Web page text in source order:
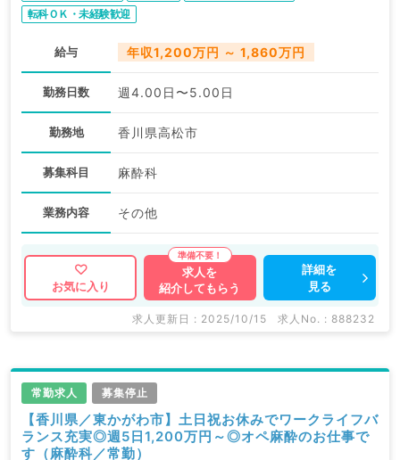
転科ＯＫ・未経験歓迎
給与 年収1,200万円 ～ 1,860万円
勤務日数 週4.00日〜5.00日
勤務地 香川県高松市
募集科目 麻酔科
業務内容 その他
お気に入り
求人を
紹介してもらう
詳細を
見る
求人更新日 : 2025/10/15 求人No. : 888232
常勤求人 募集停止
【香川県／東かがわ市】土日祝お休みでワークライフバ
ランス充実◎週5日1,200万円～◎オペ麻酔のお仕事で
す（麻酔科／常勤）